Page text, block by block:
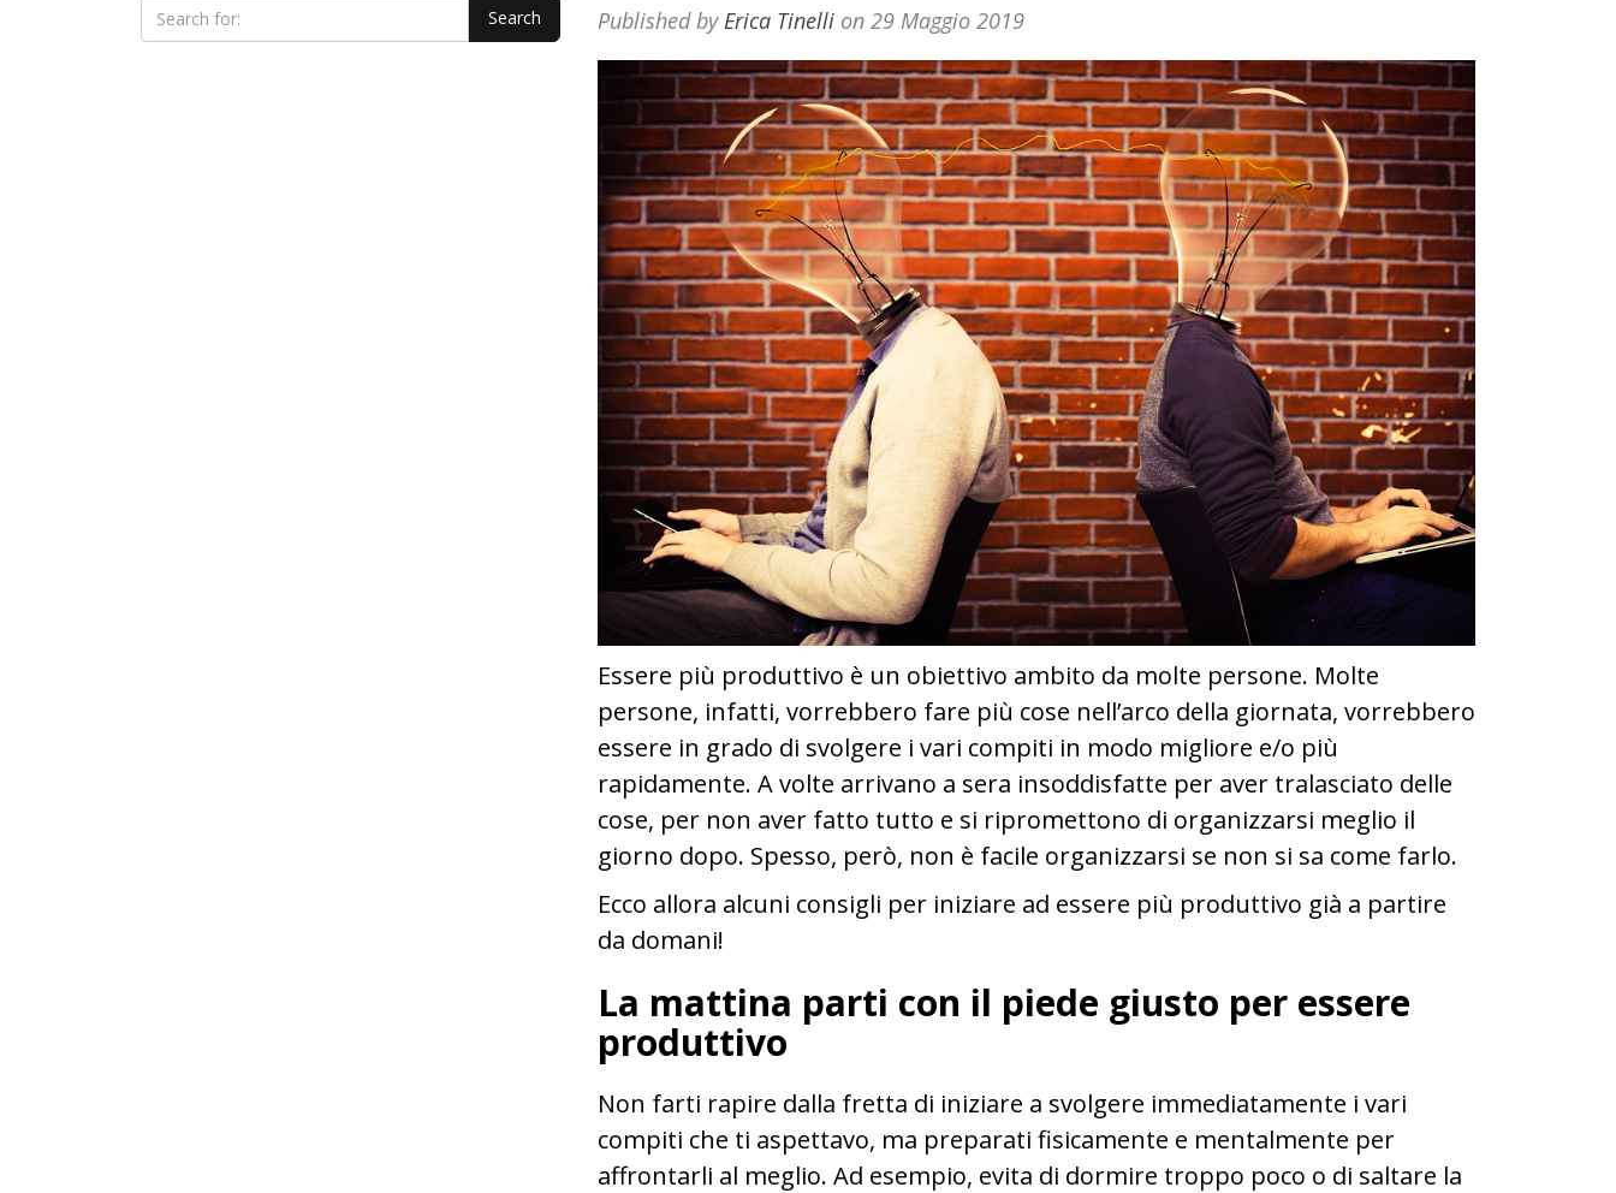
Published byErica Tinelli on 29 Maggio 2019
Essere più produttivo è un obiettivo ambito da molte persone. Molte
persone, infatti, vorrebbero fare più cose nell’arco della giornata, vorrebbero
essere in grado di svolgere i vari compiti in modo migliore e/o più
rapidamente. A volte arrivano a sera insoddisfatte per aver tralasciato delle
cose, per non aver fatto tutto e si ripromettono di organizzarsi meglio il
giorno dopo. Spesso, però, non è facile organizzarsi se non si sa come farlo.
Ecco allora alcuni consigli per iniziare ad essere più produttivo già a partire
da domani!
La mattina parti con il piede giusto per essere
produttivo
Non farti rapire dalla fretta di iniziare a svolgere immediatamente i vari
compiti che ti aspettavo, ma preparati fisicamente e mentalmente per
affrontarli al meglio. Ad esempio, evita di dormire troppo poco o di saltare la